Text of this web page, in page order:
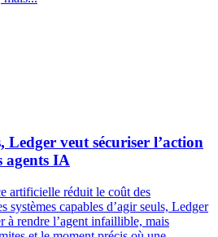
Ledger veut sécuriser l’action
agents IA
artificielle réduit le coût des
systèmes capables d’agir seuls, Ledger
à rendre l’agent infaillible, mais